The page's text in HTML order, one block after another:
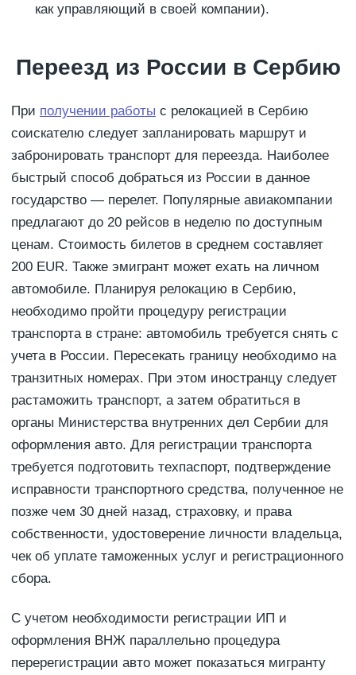
как управляющий в своей компании).
Переезд из России в Сербию
При получении работы с релокацией в Сербию
соискателю следует запланировать маршрут и
забронировать транспорт для переезда. Наиболее
быстрый способ добраться из России в данное
государство — перелет. Популярные авиакомпании
предлагают до 20 рейсов в неделю по доступным
ценам. Стоимость билетов в среднем составляет
200 EUR. Также эмигрант может ехать на личном
автомобиле. Планируя релокацию в Сербию,
необходимо пройти процедуру регистрации
транспорта в стране: автомобиль требуется снять с
учета в России. Пересекать границу необходимо на
транзитных номерах. При этом иностранцу следует
растаможить транспорт, а затем обратиться в
органы Министерства внутренних дел Сербии для
оформления авто. Для регистрации транспорта
требуется подготовить техпаспорт, подтверждение
исправности транспортного средства, полученное не
позже чем 30 дней назад, страховку, и права
собственности, удостоверение личности владельца,
чек об уплате таможенных услуг и регистрационного
сбора.
С учетом необходимости регистрации ИП и
оформления ВНЖ параллельно процедура
перерегистрации авто может показаться мигранту